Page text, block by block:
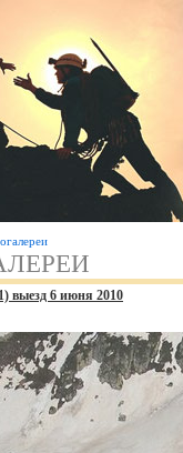
выезд 6 июня 2010